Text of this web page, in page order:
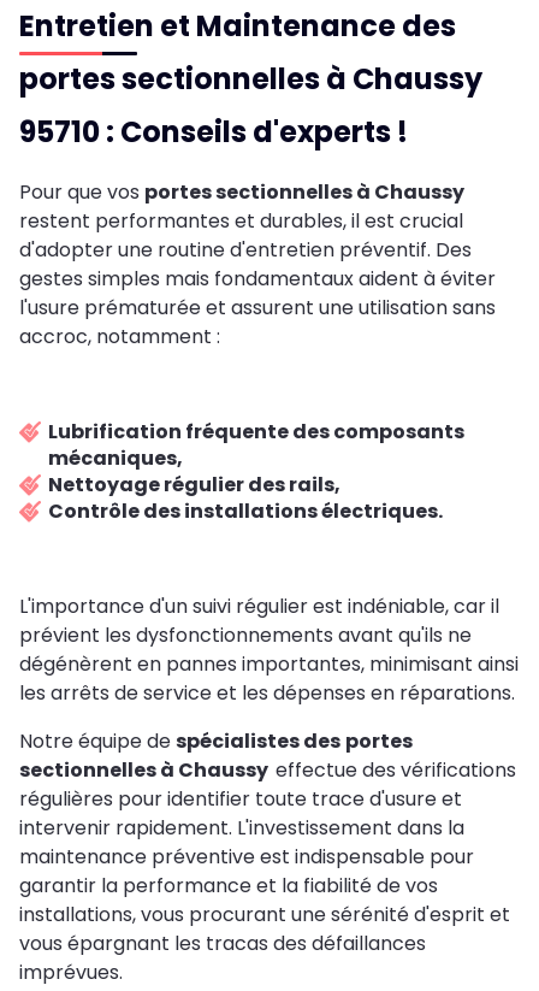
Entretien et Maintenance des
portes sectionnelles à Chaussy
95710 : Conseils d'experts !
Pour que vos portes sectionnelles à Chaussy
restent performantes et durables, il est crucial
d'adopter une routine d'entretien préventif. Des
gestes simples mais fondamentaux aident à éviter
l'usure prématurée et assurent une utilisation sans
accroc, notamment :
Lubrification fréquente des composants
mécaniques,
Nettoyage régulier des rails,
Contrôle des installations électriques.
L'importance d'un suivi régulier est indéniable, car il
prévient les dysfonctionnements avant qu'ils ne
dégénèrent en pannes importantes, minimisant ainsi
les arrêts de service et les dépenses en réparations.
Notre équipe despécialistes des portes
sectionnelles à Chaussy effectue des vérifications
régulières pour identifier toute trace d'usure et
intervenir rapidement. L'investissement dans la
maintenance préventive est indispensable pour
garantir la performance et la fiabilité de vos
installations, vous procurant une sérénité d'esprit et
vous épargnant les tracas des défaillances
imprévues.